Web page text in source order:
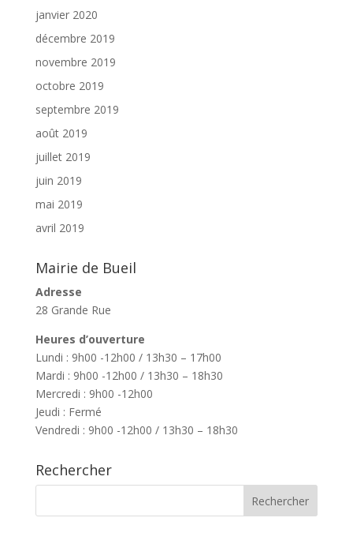
janvier 2020
décembre 2019
novembre 2019
octobre 2019
septembre 2019
août 2019
juillet 2019
juin 2019
mai 2019
avril 2019
Mairie de Bueil
Adresse
28 Grande Rue
Heures d’ouverture
Lundi : 9h00 -12h00 / 13h30 – 17h00
Mardi : 9h00 -12h00 / 13h30 – 18h30
Mercredi : 9h00 -12h00
Jeudi : Fermé
Vendredi : 9h00 -12h00 / 13h30 – 18h30
Rechercher